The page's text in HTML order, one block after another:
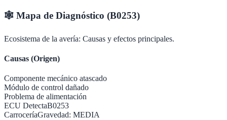
🕸️ Mapa de Diagnóstico (B0253)
Ecosistema de la avería: Causas y efectos principales.
Causas (Origen)
Componente mecánico atascado
Módulo de control dañado
Problema de alimentación
ECU DetectaB0253
CarroceríaGravedad: MEDIA